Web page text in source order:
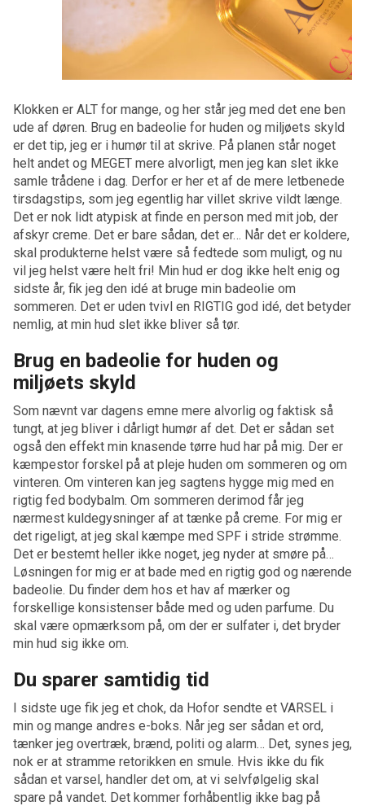
Klokken er ALT for mange, og her står jeg med det ene ben
ude af døren. Brug en badeolie for huden og miljøets skyld
er det tip, jeg er i humør til at skrive. På planen står noget
helt andet og MEGET mere alvorligt, men jeg kan slet ikke
samle trådene i dag. Derfor er her et af de mere letbenede
tirsdagstips, som jeg egentlig har villet skrive vildt længe.
Det er nok lidt atypisk at finde en person med mit job, der
afskyr creme. Det er bare sådan, det er… Når det er koldere,
skal produkterne helst være så fedtede som muligt, og nu
vil jeg helst være helt fri! Min hud er dog ikke helt enig og
sidste år, fik jeg den idé at bruge min badeolie om
sommeren. Det er uden tvivl en RIGTIG god idé, det betyder
nemlig, at min hud slet ikke bliver så tør.
Brug en badeolie for huden og
miljøets skyld
Som nævnt var dagens emne mere alvorlig og faktisk så
tungt, at jeg bliver i dårligt humør af det. Det er sådan set
også den effekt min knasende tørre hud har på mig. Der er
kæmpestor forskel på at pleje huden om sommeren og om
vinteren. Om vinteren kan jeg sagtens hygge mig med en
rigtig fed bodybalm. Om sommeren derimod får jeg
nærmest kuldegysninger af at tænke på creme. For mig er
det rigeligt, at jeg skal kæmpe med SPF i stride strømme.
Det er bestemt heller ikke noget, jeg nyder at smøre på…
Løsningen for mig er at bade med en rigtig god og nærende
badeolie. Du finder dem hos et hav af mærker og
forskellige konsistenser både med og uden parfume. Du
skal være opmærksom på, om der er sulfater i, det bryder
min hud sig ikke om.
Du sparer samtidig tid
I sidste uge fik jeg et chok, da Hofor sendte et VARSEL i
min og mange andres e-boks. Når jeg ser sådan et ord,
tænker jeg overtræk, brænd, politi og alarm… Det, synes jeg,
nok er at stramme retorikken en smule. Hvis ikke du fik
sådan et varsel, handler det om, at vi selvfølgelig skal
spare på vandet. Det kommer forhåbentlig ikke bag på